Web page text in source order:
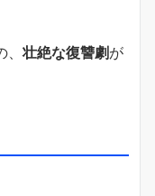
、壮絶な復讐劇 が